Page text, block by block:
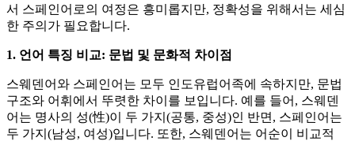
서 스페인어로의 여정은 흥미롭지만, 정확성을 위해서는 세심
한 주의가 필요합니다.
1. 언어 특징 비교: 문법 및 문화적 차이점
스웨덴어와 스페인어는 모두 인도유럽어족에 속하지만, 문법
구조와 어휘에서 뚜렷한 차이를 보입니다. 예를 들어, 스웨덴
어는 명사의 성(性)이 두 가지(공통, 중성)인 반면, 스페인어는
두 가지(남성, 여성)입니다. 또한, 스웨덴어는 어순이 비교적